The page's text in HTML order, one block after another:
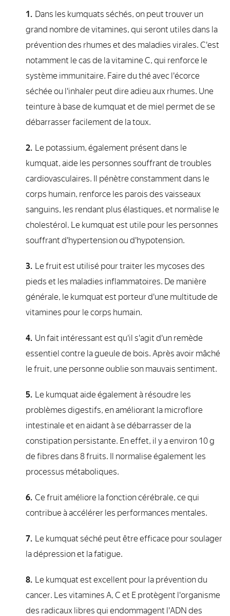
Dans les kumquats séchés, on peut trouver un
grand nombre de vitamines, qui seront utiles dans la
prévention des rhumes et des maladies virales. C'est
notamment le cas de la vitamine C, qui renforce le
système immunitaire. Faire du thé avec l'écorce
séchée ou l'inhaler peut dire adieu aux rhumes. Une
teinture à base de kumquat et de miel permet de se
débarrasser facilement de la toux.
Le potassium, également présent dans le
kumquat, aide les personnes souffrant de troubles
cardiovasculaires. Il pénètre constamment dans le
corps humain, renforce les parois des vaisseaux
sanguins, les rendant plus élastiques, et normalise le
cholestérol. Le kumquat est utile pour les personnes
souffrant d'hypertension ou d'hypotension.
Le fruit est utilisé pour traiter les mycoses des
pieds et les maladies inflammatoires. De manière
générale, le kumquat est porteur d'une multitude de
vitamines pour le corps humain.
Un fait intéressant est qu'il s'agit d'un remède
essentiel contre la gueule de bois. Après avoir mâché
le fruit, une personne oublie son mauvais sentiment.
Le kumquat aide également à résoudre les
problèmes digestifs, en améliorant la microflore
intestinale et en aidant à se débarrasser de la
constipation persistante. En effet, il y a environ 10 g
de fibres dans 8 fruits. Il normalise également les
processus métaboliques.
Ce fruit améliore la fonction cérébrale, ce qui
contribue à accélérer les performances mentales.
Le kumquat séché peut être efficace pour soulager
la dépression et la fatigue.
Le kumquat est excellent pour la prévention du
cancer. Les vitamines A, C et E protègent l'organisme
des radicaux libres qui endommagent l'ADN des